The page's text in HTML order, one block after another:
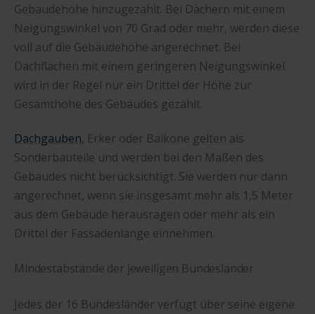
Gebäudehöhe hinzugezählt. Bei Dächern mit einem
Neigungswinkel von 70 Grad oder mehr, werden diese
voll auf die Gebäudehöhe angerechnet. Bei
Dachflächen mit einem geringeren Neigungswinkel
wird in der Regel nur ein Drittel der Höhe zur
Gesamthöhe des Gebäudes gezählt.
Dachgauben, Erker oder Balkone gelten als
Sonderbauteile und werden bei den Maßen des
Gebäudes nicht berücksichtigt. Sie werden nur dann
angerechnet, wenn sie insgesamt mehr als 1,5 Meter
aus dem Gebäude herausragen oder mehr als ein
Drittel der Fassadenlänge einnehmen.
Mindestabstände der jeweiligen Bundesländer
Jedes der 16 Bundesländer verfügt über seine eigene